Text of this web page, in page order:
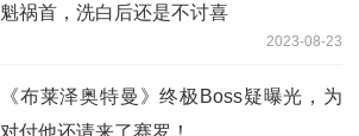
魁祸首，洗白后还是不讨喜
2023-08-23
《布莱泽奥特曼》终极Boss疑曝光，为
对付他还请来了赛罗！